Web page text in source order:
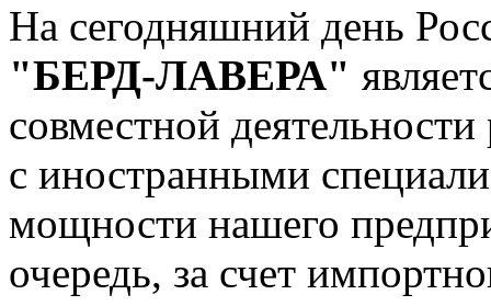
На сегодняшний день
"БЕРД-ЛАВЕРА"
совместной
с иностранными
мощности нашего
очередь, за счет